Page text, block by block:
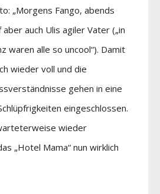
„Morgens Fango, abends
auch Ulis agiler Vater („in
waren alle so uncool“). Damit
wieder voll und die
gehen in eine
eingeschlossen.
wieder
„Hotel Mama“ nun wirklich